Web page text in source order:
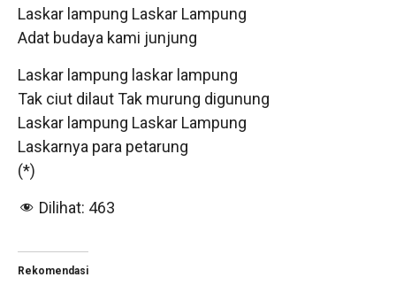
Laskar lampung Laskar Lampung
Adat budaya kami junjung
Laskar lampung laskar lampung
Tak ciut dilaut Tak murung digunung
Laskar lampung Laskar Lampung
Laskarnya para petarung
(*)
Dilihat: 463
Rekomendasi